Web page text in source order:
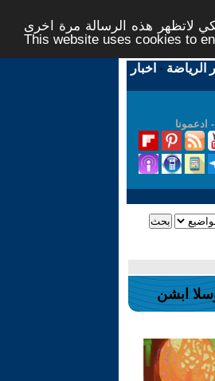
لاتظهر هذه الرسالة مرة اخرى -
This website uses cookies to
الرياضة - اخبار
- ادعمونا
ابشن